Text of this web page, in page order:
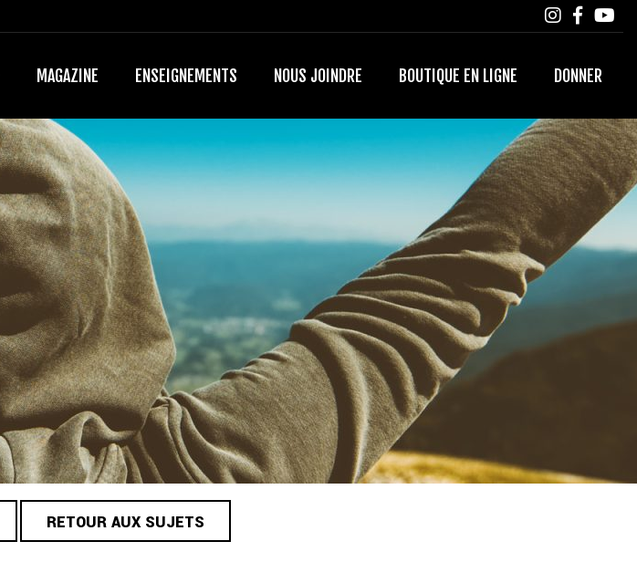
MAGAZINE ENSEIGNEMENTS NOUS JOINDRE BOUTIQUE EN LIGNE DONNER
RETOUR AUX SUJETS